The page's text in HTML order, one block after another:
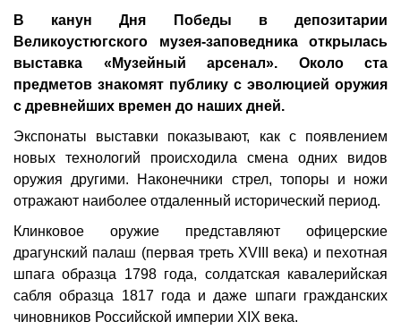
В канун Дня Победы в депозитарии
Великоустюгского музея-заповедника открылась
выставка «Музейный арсенал». Около ста
предметов знакомят публику с эволюцией оружия
с древнейших времен до наших дней.
Экспонаты выставки показывают, как с появлением
новых технологий происходила смена одних видов
оружия другими. Наконечники стрел, топоры и ножи
отражают наиболее отдаленный исторический период.
Клинковое оружие представляют офицерские
драгунский палаш (первая треть XVIII века) и пехотная
шпага образца 1798 года, солдатская кавалерийская
сабля образца 1817 года и даже шпаги гражданских
чиновников Российской империи XIX века.